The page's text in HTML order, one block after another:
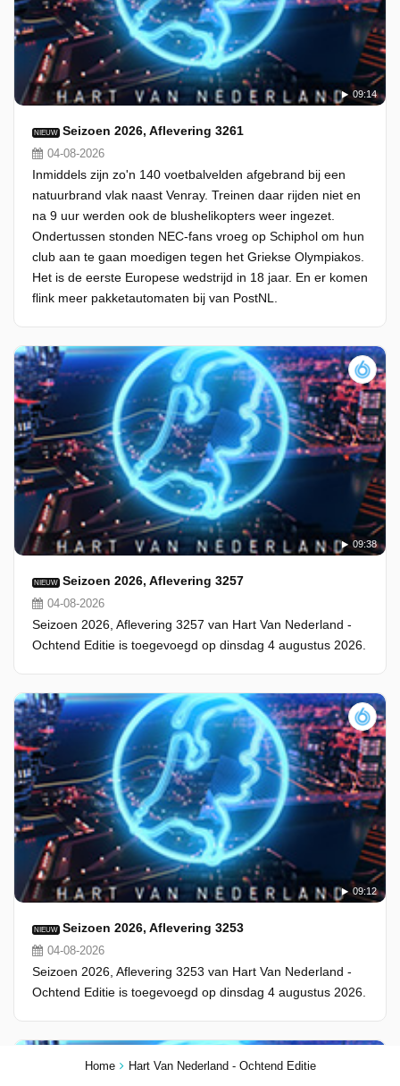
Home Hart Van Nederland - Ochtend Editie
09:14
NIEUW Seizoen 2026, Aflevering 3261
04-08-2026
Inmiddels zijn zo'n 140 voetbalvelden afgebrand bij een
natuurbrand vlak naast Venray. Treinen daar rijden niet en
na 9 uur werden ook de blushelikopters weer ingezet.
Ondertussen stonden NEC-fans vroeg op Schiphol om hun
club aan te gaan moedigen tegen het Griekse Olympiakos.
Het is de eerste Europese wedstrijd in 18 jaar. En er komen
flink meer pakketautomaten bij van PostNL.
09:38
NIEUW Seizoen 2026, Aflevering 3257
04-08-2026
Seizoen 2026, Aflevering 3257 van Hart Van Nederland -
Ochtend Editie is toegevoegd op dinsdag 4 augustus 2026.
09:12
NIEUW Seizoen 2026, Aflevering 3253
04-08-2026
Seizoen 2026, Aflevering 3253 van Hart Van Nederland -
Ochtend Editie is toegevoegd op dinsdag 4 augustus 2026.